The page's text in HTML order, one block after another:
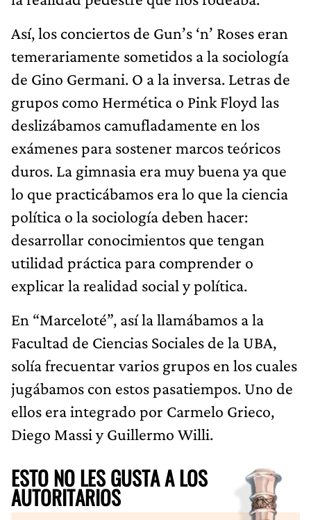
Así, los conciertos de Gun’s ‘n’ Roses eran
temerariamente sometidos a la sociología
de Gino Germani. O a la inversa. Letras de
grupos como Hermética o Pink Floyd las
deslizábamos camufladamente en los
exámenes para sostener marcos teóricos
duros. La gimnasia era muy buena ya que
lo que practicábamos era lo que la ciencia
política o la sociología deben hacer:
desarrollar conocimientos que tengan
utilidad práctica para comprender o
explicar la realidad social y política.
En “Marceloté”, así la llamábamos a la
Facultad de Ciencias Sociales de la UBA,
solía frecuentar varios grupos en los cuales
jugábamos con estos pasatiempos. Uno de
ellos era integrado por Carmelo Grieco,
Diego Massi y Guillermo Willi.
ESTO NO LES GUSTA A LOS
AUTORITARIOS